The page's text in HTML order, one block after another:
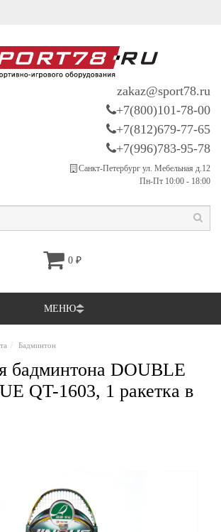
zakaz@sport78.ru
+7(800)101-78-00
+7(812)679-77-65
+7(996)783-95-78
Санкт-Петербург ул. Мебельная д.12
Пн-Пт 10:00 - 18:00
0 ₽
МЕНЮ
Бадминтон
бадминтона DOUBLE
QT-1603, 1 ракетка в